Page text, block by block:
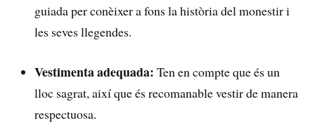
guiada ​per conèixer a⁤ fons la història del monestir ⁤i
les seves llegendes.
Vestimenta adequada: Ten en⁤ compte que és un
lloc sagrat, així que és recomanable vestir de manera
respectuosa.